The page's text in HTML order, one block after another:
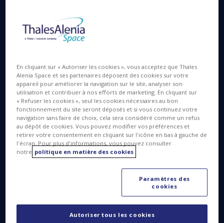
17 AVR. 2015
Cannes, le 18 Avril, 2015- Thales Alenia Space
annonce le succès de la revue de conception
préliminaire (PDR) des satellites de
télécommunications Koreasat-7 et Koreasat-5A
réalisée en avril 2015.
Ces deux satellites seront exploités par l’opérateur
de services satellitaires coréen KTSAT, une filiale de
la société KT Corporation, et fourniront des
services d’accès internet et multimédia, de
télédiffusion et de communications fixes à travers la
En cliquant sur « Autoriser les cookies », vous acceptez que Thales
Alenia Space et ses partenaires déposent des cookies sur votre
appareil pour améliorer la navigation sur le site, analyser son
utilisation et contribuer à nos efforts de marketing. En cliquant sur
« Refuser les cookies », seul les cookies nécessaires au bon
fonctionnement du site seront déposés et si vous continuez votre
navigation sans faire de choix, cela sera considéré comme un refus
au dépôt de cookies. Vous pouvez modifier vos préférences et
retirer votre consentement en cliquant sur l'icône en bas à gauche de
l'écran. Pour plus d'informations, vous pouvez consulter
notre politique en matière des cookies
Paramètres des
cookies
Autoriser tous les cookies